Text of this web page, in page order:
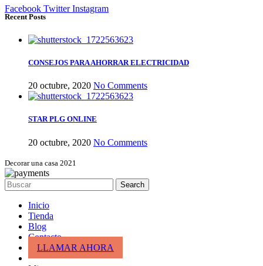
Facebook Twitter Instagram
Recent Posts
CONSEJOS PARA AHORRAR ELECTRICIDAD
20 octubre, 2020 No Comments
STAR PLG ONLINE
20 octubre, 2020 No Comments
Decorar una casa 2021
Search
Inicio
Tienda
Blog
Contacto
LLAMAR AHORA